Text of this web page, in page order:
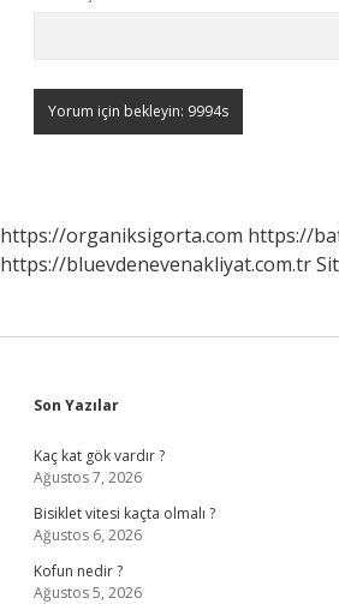
https://organiksigorta.com https://
https://bluevdenevenakliyat.com.tr
Sidebar
Son Yazılar
Kaç kat gök vardır ?
Ağustos 7, 2026
Bisiklet vitesi kaçta olmalı ?
Ağustos 6, 2026
Kofun nedir ?
Ağustos 5, 2026